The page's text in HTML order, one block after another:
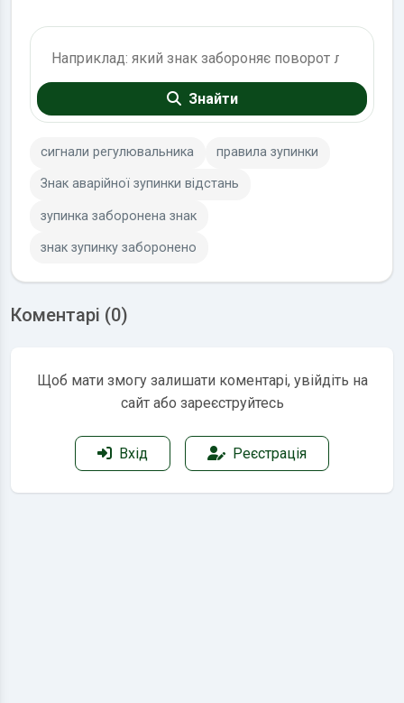
Знайти
сигнали регулювальника правила зупинки
Знак аварійної зупинки відстань
зупинка заборонена знак
знак зупинку заборонено
Коментарі (0)
Щоб мати змогу залишати коментарі, увійдіть на
сайт або зареєструйтесь
Вхід Реєстрація